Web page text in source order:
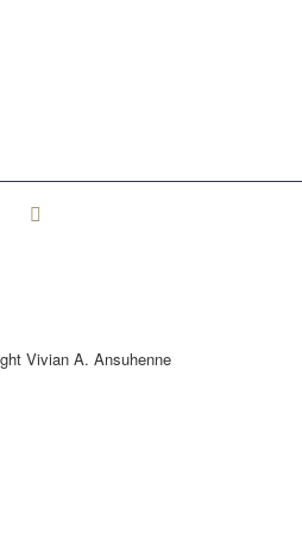
Vivian A. Ansuhenne